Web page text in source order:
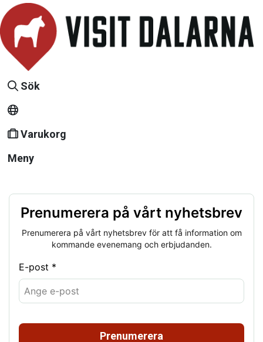
Sök
Varukorg
Meny
Prenumerera på vårt nyhetsbrev
Prenumerera på vårt nyhetsbrev för att få information om
kommande evenemang och erbjudanden.
E-post *
Prenumerera